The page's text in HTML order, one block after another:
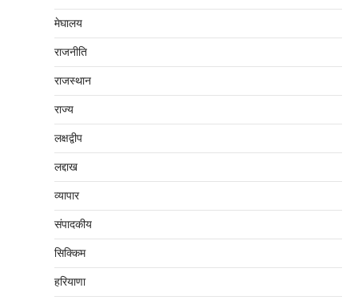
मेघालय
राजनीति
राजस्थान
राज्य
लक्षद्वीप
लद्दाख
व्यापार
संपादकीय
सिक्किम
हरियाणा